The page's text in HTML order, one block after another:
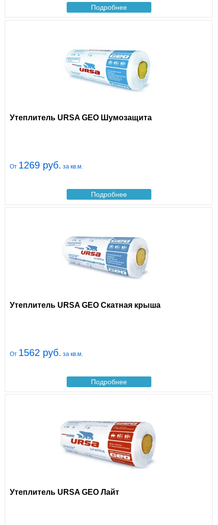
Подробнее
Утеплитель URSA GEO Шумозащита
От 1269 руб. за кв.м.
Подробнее
Утеплитель URSA GEO Скатная крыша
От 1562 руб. за кв.м.
Подробнее
Утеплитель URSA GEO Лайт